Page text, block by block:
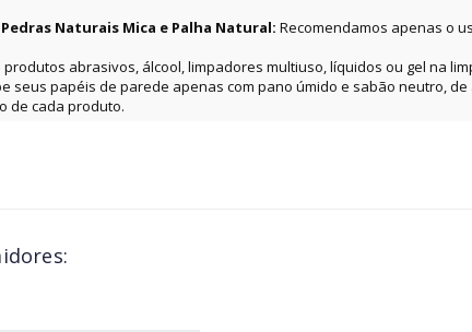
Naturais Mica e Palha Natural: Recomendamos apenas o
produtos abrasivos, álcool, limpadores multiuso, líquidos ou gel na
seus papéis de parede apenas com pano úmido e sabão neutro, de
de cada produto.